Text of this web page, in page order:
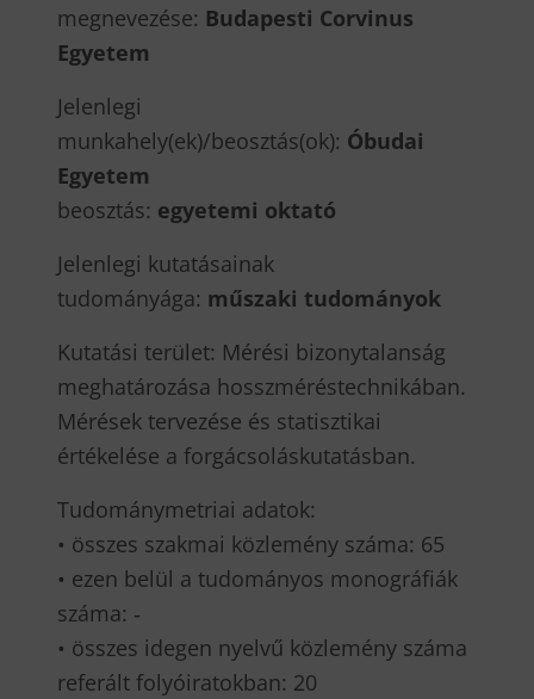
megnevezése: Budapesti Corvinus
Egyetem
Jelenlegi
munkahely(ek)/beosztás(ok): Óbudai
Egyetem
beosztás: egyetemi oktató
Jelenlegi kutatásainak
tudományága: műszaki tudományok
Kutatási terület: Mérési bizonytalanság
meghatározása hosszméréstechnikában.
Mérések tervezése és statisztikai
értékelése a forgácsoláskutatásban.
Tudománymetriai adatok:
• összes szakmai közlemény száma: 65
• ezen belül a tudományos monográfiák
száma: ‐
• összes idegen nyelvű közlemény száma
referált folyóiratokban: 20